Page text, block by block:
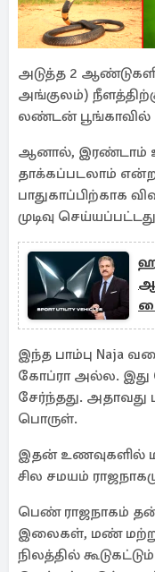
அடுத்த 2
அங்குலம்)
லண்டன் பூங்காவில்
ஆனால், இரண்டாம்
தாக்கப்படலாம்
பாதுகாப்பிற்காக
முடிவு
இந்த பாம்பு Naja
கோப்ரா அல்ல. இது
சேர்ந்தது.
பொருள்.
இதன் உணவுகளில்
சில சமயம்
பெண் ராஜநாகம்
இலைகள், மண்
நிலத்தில்